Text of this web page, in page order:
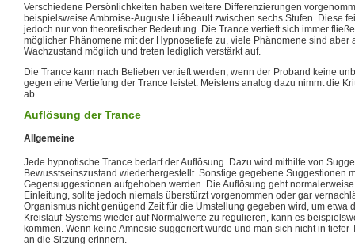
Verschiedene Persönlichkeiten haben weitere Differenzierungen
beispielsweise Ambroise-Auguste Liébeault zwischen sechs Stufen. Diese
jedoch nur von theoretischer Bedeutung. Die Trance vertieft sich immer
möglicher Phänomene mit der Hypnosetiefe zu, viele Phänomene sind aber
Wachzustand möglich und treten lediglich verstärkt auf.
Die Trance kann nach Belieben vertieft werden, wenn der Proband keine
gegen eine Vertiefung der Trance leistet. Meistens analog dazu nimmt die
ab.
Auflösung der Trance
Allgemeine
Jede hypnotische Trance bedarf der Auflösung. Dazu wird mithilfe von
Bewusstseinszustand wiederhergestellt. Sonstige gegebene Suggestionen
Gegensuggestionen aufgehoben werden. Die Auflösung geht
Einleitung, sollte jedoch niemals überstürzt vorgenommen oder gar
Organismus nicht genügend Zeit für die Umstellung gegeben wird, um etwa
Kreislauf-Systems wieder auf Normalwerte zu regulieren, kann es
kommen. Wenn keine Amnesie suggeriert wurde und man sich nicht in tiefer
an die Sitzung erinnern.